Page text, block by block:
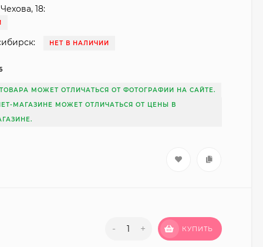
18:
НЕТ В НАЛИЧИИ
МОЖЕТ ОТЛИЧАТЬСЯ ОТ ФОТОГРАФИИ НА САЙТЕ.
МАГАЗИНЕ МОЖЕТ ОТЛИЧАТЬСЯ ОТ ЦЕНЫ В
- + КУПИТЬ